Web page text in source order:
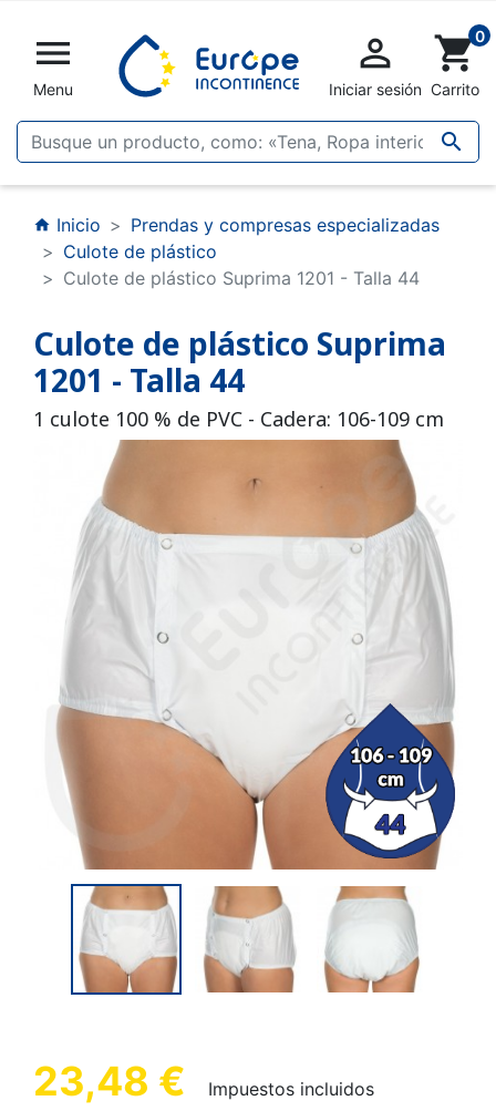

Menu


Iniciar sesión
shopping_cart0
Carrito
home Inicio
Prendas y compresas especializadas
Culote de plástico
Culote de plástico Suprima 1201 - Talla 44
Culote de plástico Suprima
1201 - Talla 44
1 culote 100 % de PVC - Cadera: 106-109 cm
23,48 € Impuestos incluidos